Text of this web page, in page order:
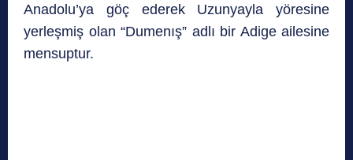
Anadolu’ya göç ederek Uzunyayla yöresine
yerleşmiş olan “Dumenış” adlı bir Adige ailesine
mensuptur.